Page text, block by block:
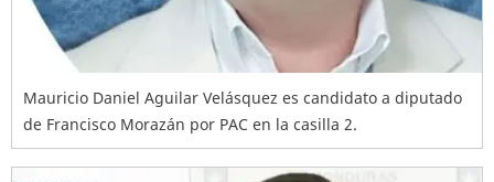
Mauricio Daniel Aguilar Velásquez es candidato a diputado
de Francisco Morazán por PAC en la casilla 2.